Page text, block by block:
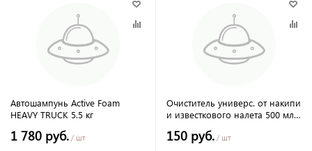
Автошампунь Active Foam
HEAVY TRUCK 5.5 кг
1 780 руб. / шт
Очиститель универс. от накипи
и известкового налета 500 мл
150 руб. / шт